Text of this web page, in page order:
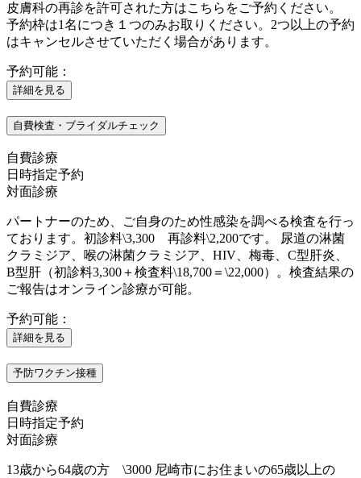
皮膚科の再診を許可された方はこちらをご予約ください。
予約枠は1名につき１つのみお取りください。2つ以上の予約
はキャンセルさせていただく場合があります。
予約可能：
詳細を見る
自費検査・ブライダルチェック
自費診療
日時指定予約
対面診療
パートナーのため、ご自身のため性感染を調べる検査を行っ
ております。初診料\3,300 再診料\2,200です。 尿道の淋菌
クラミジア、喉の淋菌クラミジア、HIV、梅毒、C型肝炎、
B型肝（初診料3,300＋検査料\18,700＝\22,000）。検査結果の
ご報告はオンライン診療が可能。
予約可能：
詳細を見る
予防ワクチン接種
自費診療
日時指定予約
対面診療
13歳から64歳の方 \3000 尼崎市にお住まいの65歳以上の